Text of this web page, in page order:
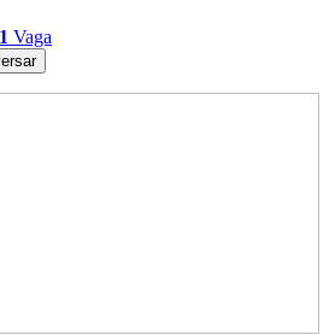
1 Vaga